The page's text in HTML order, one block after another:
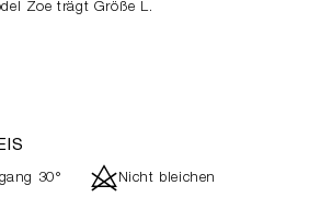
Zoe trägt Größe L.
30° d Nicht bleichen